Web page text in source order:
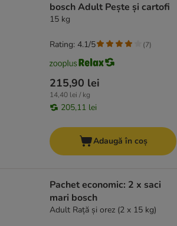
bosch Adult Pește și cartofi
15 kg
215,90 lei
14,40 lei / kg
205,11 lei
Rating: 4.1/5 (7)
Adaugă în coș
Pachet economic: 2 x saci
mari bosch
Adult Rață și orez (2 x 15 kg)